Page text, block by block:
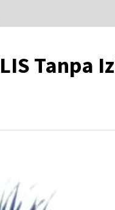
Tanpa